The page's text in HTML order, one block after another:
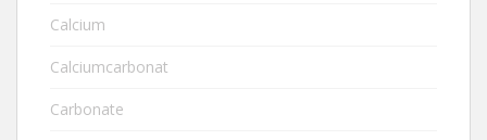
Calcium
Calciumcarbonat
Carbonate